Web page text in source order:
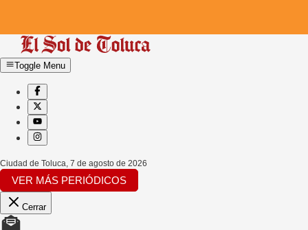
Toggle Menu
Ciudad de Toluca 7 de agosto de 2026
VER MÁS PERIÓDICOS
Cerrar